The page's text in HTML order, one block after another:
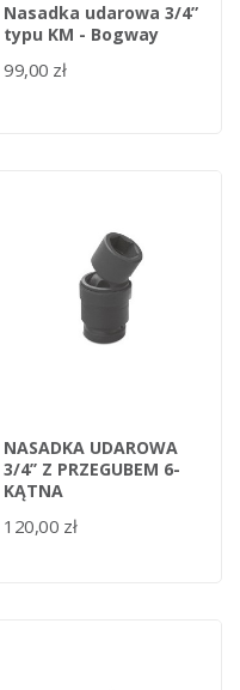
Nasadka udarowa 3/4”
typu KM - Bogway
99,00 zł
NASADKA UDAROWA
3/4’’ Z PRZEGUBEM 6-
KĄTNA
120,00 zł